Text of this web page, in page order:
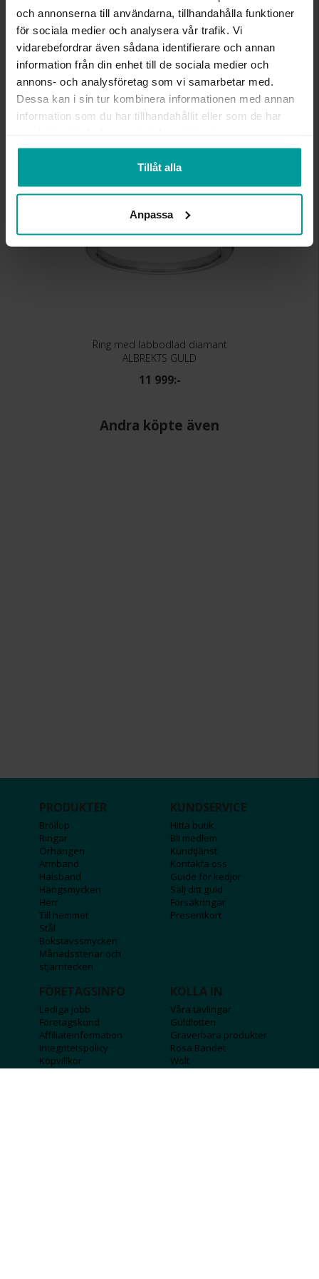
och annonserna till användarna, tillhandahålla funktioner
för sociala medier och analysera vår trafik. Vi
vidarebefordrar även sådana identifierare och annan
information från din enhet till de sociala medier och
annons- och analysföretag som vi samarbetar med.
Dessa kan i sin tur kombinera informationen med annan
information som du har tillhandahållit eller som de har
Tillåt alla
Anpassa
ANTAL DIAMANTER
18
DIAMANTSLIPNING
Briljant
DIAMANTFÄRG
River (D-E)
DIAMANTKLARHET
VVS
VIKT CA (GRAM)
2,17
TOTAL CARAT
0,14
Ring med labbodlad diamant
ALBREKTS GULD
11 999:-
Andra köpte även
PRODUKTER
Bröllop
Ringar
Örhängen
Armband
Halsband
Hängsmycken
Herr
Till hemmet
Stål
Bokstavssmycken
Månadsstenar och
stjärntecken
KUNDSERVICE
Hitta butik
Bli medlem
Kundtjänst
Kontakta oss
Guide för kedjor
Sälj ditt guld
Försäkringar
Presentkort
FÖRETAGSINFO
Lediga jobb
Företagskund
Affiliateinformation
Integritetspolicy
Köpvillkor
KOLLA IN
Våra tävlingar
Guldlotten
Graverbara produkter
Rosa Bandet
Wolt